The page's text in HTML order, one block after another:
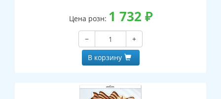
Цена розн: 1 732 ₽
−
+
В корзину